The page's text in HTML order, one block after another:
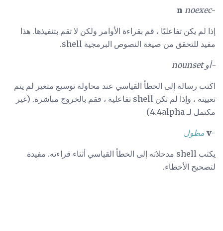
-n
noexec
إذا لم يكن تفاعليًا ، قم بقراءة الأوامر ولكن لا تقم بتنفيذها. هذا
مفيد للتحقق من صيغة النصوص البرمجية shell.
-أو nounset
اكتب رسالة إلى الخطأ القياسي عند محاولة توسيع متغير لم يتم
تعيينه ، وإذا لم تكن shell تفاعلية ، فقم بالخروج مباشرة. (غير
مكتمل لـ 4.4alpha)
-v مطول
يكتب shell مدخلاته إلى الخطأ القياسي أثناء قراءته. مفيدة
لتصحيح الأخطاء.